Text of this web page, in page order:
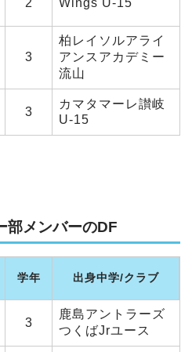
2 Wings U-15
3
柏レイソルアライ
アンスアカデミー
流山
3
カマタマーレ讃岐
U-15
部メンバーのDF
学年 出身中学/クラブ
3
鹿島アントラーズ
つくばJrユース